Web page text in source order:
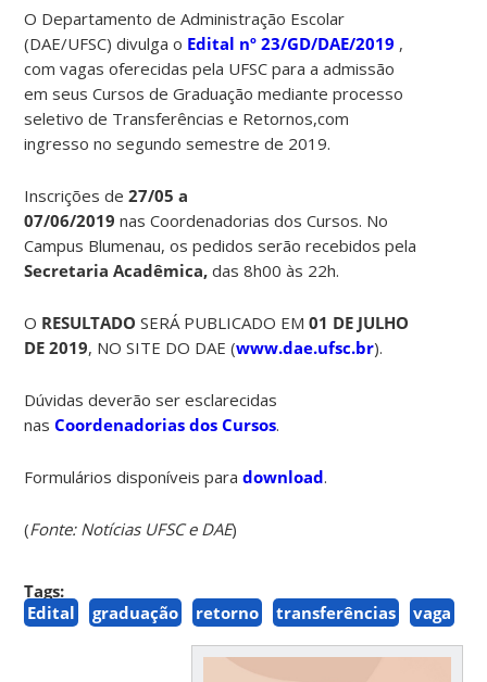
O Departamento de Administração Escolar
(DAE/UFSC) divulga o Edital nº 23/GD/DAE/2019 ,
com vagas oferecidas pela UFSC para a admissão
em seus Cursos de Graduação mediante processo
seletivo de Transferências e Retornos,com
ingresso no segundo semestre de 2019.
Inscrições de 27/05 a
07/06/2019 nas Coordenadorias dos Cursos. No
Campus Blumenau, os pedidos serão recebidos pela
Secretaria Acadêmica,das 8h00 às 22h.
O RESULTADO SERÁ PUBLICADO EM01 DE JULHO
DE 2019, NO SITE DO DAE (www.dae.ufsc.br).
Dúvidas deverão ser esclarecidas
nasCoordenadorias dos Cursos.
Formulários disponíveis paradownload.
(Fonte: Notícias UFSC e DAE)
Tags:
Edital
graduação retorno transferências vaga